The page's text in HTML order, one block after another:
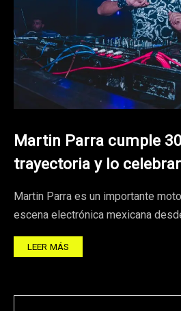
Martin Parra cumple
trayectoria y lo
Martin Parra es un importante
escena electrónica mexicana
LEER MÁS